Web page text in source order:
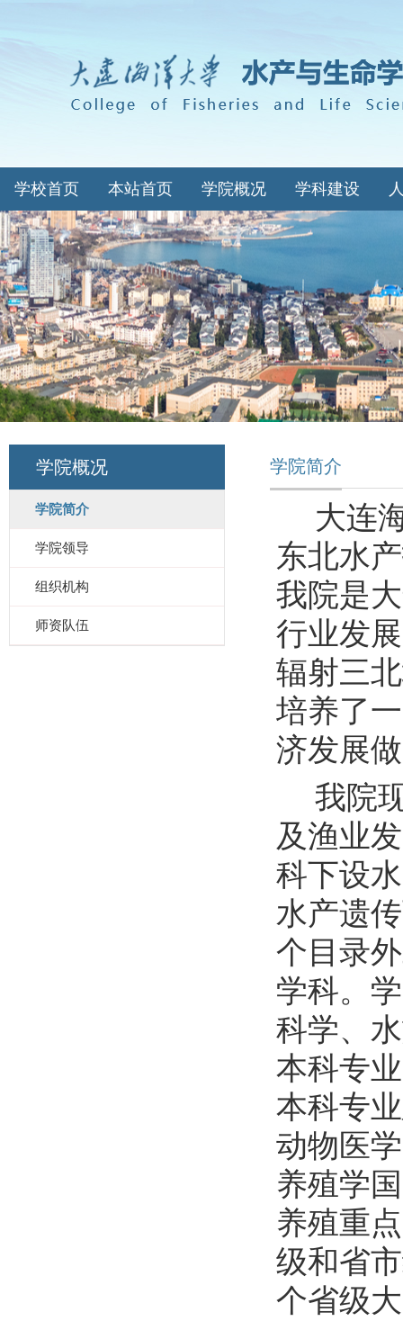
学校首页 本站首页 学院概况 学科建设
学院概况
学院简介
学院领导
组织机构
师资队伍
学院简介
大连
东北水
我院是
行业发
辐射三
培养了
济发展
我院
及渔业
科下设
水产遗
个目录
学科。
科学、
本科专
本科专
动物医
养殖学
养殖重
级和省
个省级